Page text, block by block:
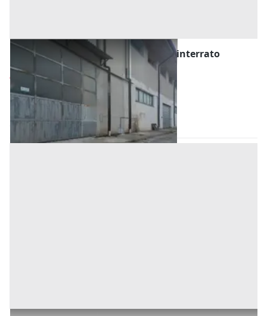
#2515055 Laboratorio al piano seminterrato
Inserito il: 06/08/2026
Spezzano Albanese
(Cosenza)
Prezzo
94.043 €
Codice annuncio: 1747557696